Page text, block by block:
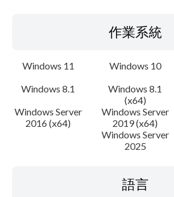
作業系統
Windows 11 Windows 10
Windows 8.1
Windows 8.1
(x64)
Windows Server
2016 (x64)
Windows Server
2019 (x64)
Windows Server
2025
語言